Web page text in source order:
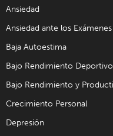
Ansiedad
Ansiedad ante los Exámenes
Baja Autoestima
Bajo Rendimiento Deportivo
Bajo Rendimiento y
Crecimiento Personal
Depresión